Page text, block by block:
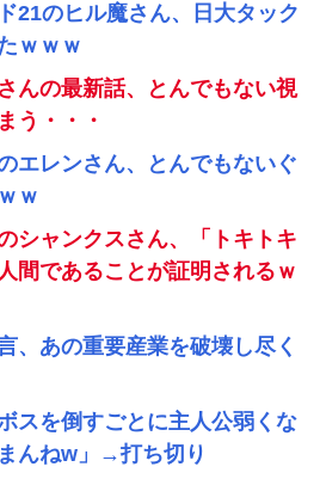
21のヒル魔さん、日大タック
ｗｗｗ
んの最新話、とんでもない視
う・・・
エレンさん、とんでもないぐ
ｗ
シャンクスさん、「トキトキ
間であることが証明されるｗ
、あの重要産業を破壊し尽く
スを倒すごとに主人公弱くな
んねw」→打ち切り